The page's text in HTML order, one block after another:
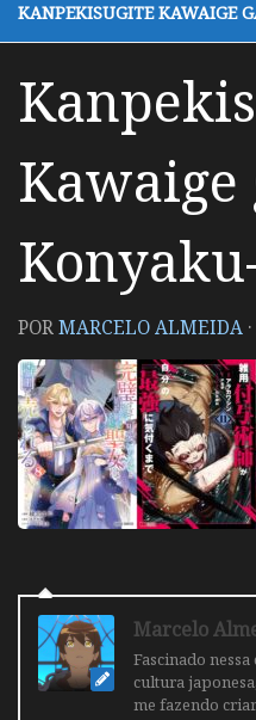
KANPEKISUGITE KAWAIGE
Kawaige
PORMARCELO ALMEIDA ·
Marcelo
Fascinado
cultura
me fazendo